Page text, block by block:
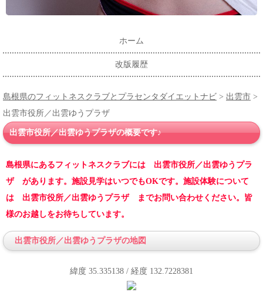
ホーム
改版履歴
島根県のフィットネスクラブとプラセンタダイエットナビ > 出雲市 >
出雲市役所／出雲ゆうプラザ
出雲市役所／出雲ゆうプラザの概要です♪
島根県にあるフィットネスクラブには 出雲市役所／出雲ゆうプラ
ザ があります。施設見学はいつでもOKです。施設体験について
は 出雲市役所／出雲ゆうプラザ までお問い合わせください。皆
様のお越しをお待ちしています。
出雲市役所／出雲ゆうプラザの地図
緯度 35.335138 / 経度 132.7228381